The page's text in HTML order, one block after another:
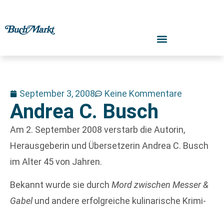
September 3, 2008 Keine Kommentare
Andrea C. Busch
Am 2. September 2008 verstarb die Autorin,
Herausgeberin und Übersetzerin Andrea C. Busch
im Alter 45 von Jahren.
Bekannt wurde sie durch Mord zwischen Messer &
Gabelund andere erfolgreiche kulinarische Krimi-